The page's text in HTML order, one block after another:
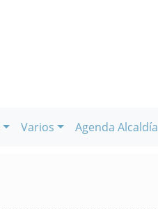
Varios Agenda Alcaldía